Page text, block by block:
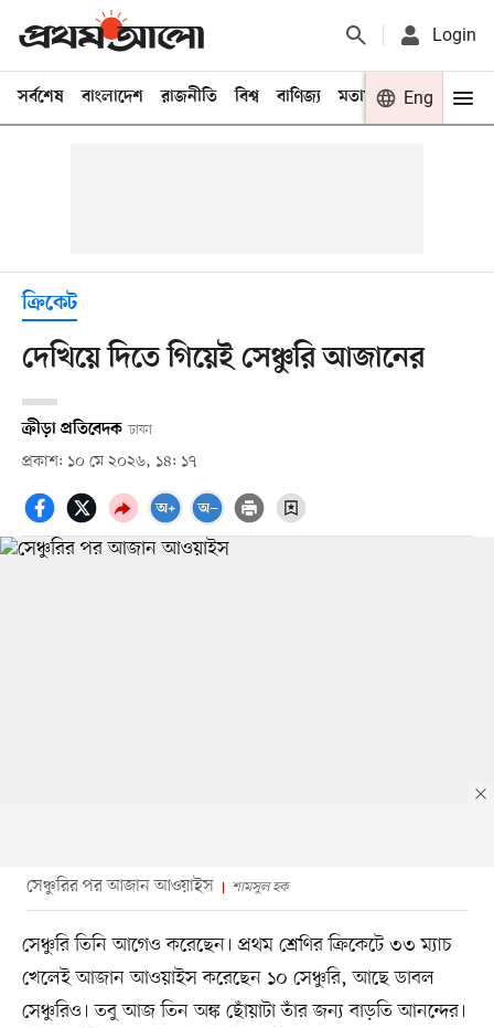
Login
সর্বশেষ বাংলাদেশ রাজনীতি বিশ্ব বাণিজ্য মতামত খেলা
Eng
ক্রিকেট
দেখিয়ে দিতে গিয়েই সেঞ্চুরি আজানের
ক্রীড়া প্রতিবেদক ঢাকা
প্রকাশ: ১০ মে ২০২৬, ১৪: ১৭
সেঞ্চুরির পর আজান আওয়াইস শামসুল হক
সেঞ্চুরি তিনি আগেও করেছেন। প্রথম শ্রেণির ক্রিকেটে ৩৩ ম্যাচ
খেলেই আজান আওয়াইস করেছেন ১০ সেঞ্চুরি, আছে ডাবল
সেঞ্চুরিও। তবু আজ তিন অঙ্ক ছোঁয়াটা তাঁর জন্য বাড়তি আনন্দের।